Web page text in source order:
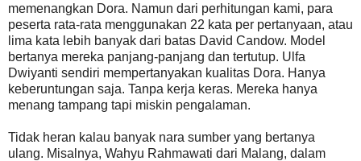
memenangkan Dora. Namun dari perhitungan kami, para
peserta rata-rata menggunakan 22 kata per pertanyaan, atau
lima kata lebih banyak dari batas David Candow. Model
bertanya mereka panjang-panjang dan tertutup. Ulfa
Dwiyanti sendiri mempertanyakan kualitas Dora. Hanya
keberuntungan saja. Tanpa kerja keras. Mereka hanya
menang tampang tapi miskin pengalaman.
Tidak heran kalau banyak nara sumber yang bertanya
ulang. Misalnya, Wahyu Rahmawati dari Malang, dalam